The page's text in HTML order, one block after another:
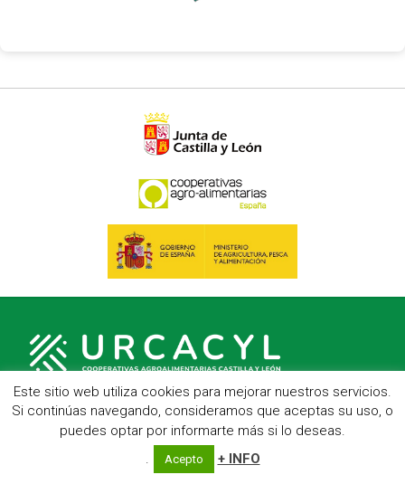
C/ Hípica, 1, entreplanta - 47007 Valladolid
Telf.: 983 23 95 15 - Fax: 983 22 23 56 -
Este sitio web utiliza cookies para mejorar nuestros servicios.
Si continúas navegando, consideramos que aceptas su uso, o
puedes optar por informarte más si lo deseas.
.
Acepto + INFO